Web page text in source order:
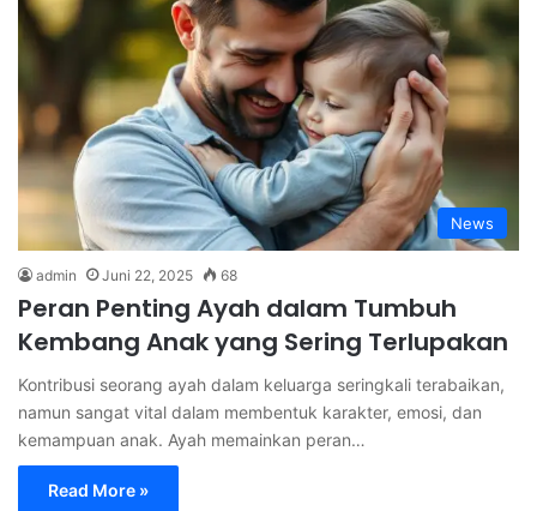
News
admin Juni 22, 2025 68
Peran Penting Ayah dalam Tumbuh
Kembang Anak yang Sering Terlupakan
Kontribusi seorang ayah dalam keluarga seringkali terabaikan,
namun sangat vital dalam membentuk karakter, emosi, dan
kemampuan anak. Ayah memainkan peran…
Read More »